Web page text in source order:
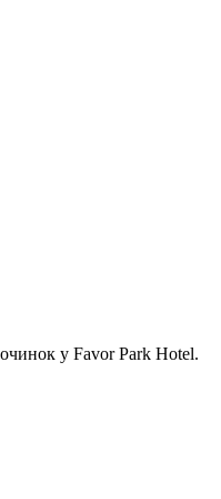
у Favor Park Hotel.